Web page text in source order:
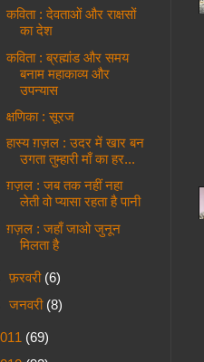
कविता : देवताओं और राक्षसों
का देश
कविता : ब्रह्मांड और समय
बनाम महाकाव्य और
उपन्यास
क्षणिका : सूरज
हास्य ग़ज़ल : उदर में खार बन
उगता तुम्हारी माँ का हर...
ग़ज़ल : जब तक नहीं नहा
लेती वो प्यासा रहता है पानी
ग़ज़ल : जहाँ जाओ जुनून
मिलता है
फ़रवरी (6)
जनवरी (8)
(69)